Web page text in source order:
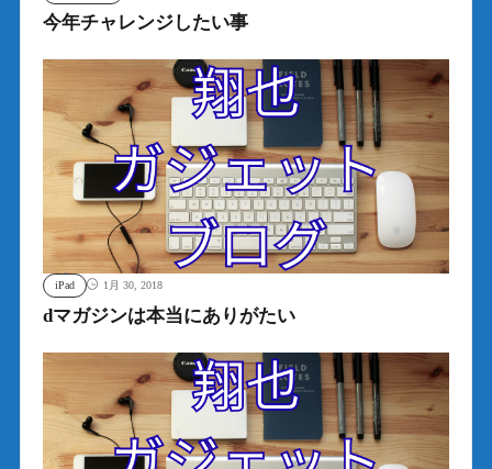
今年チャレンジしたい事
iPad 1月 30, 2018
dマガジンは本当にありがたい